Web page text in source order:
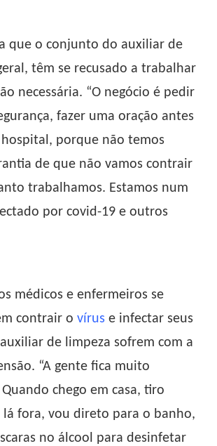
que o conjunto do auxiliar de
têm se recusado a trabalhar
necessária. “O negócio é pedir
fazer uma oração antes
porque não temos
de que não vamos contrair
trabalhamos. Estamos num
por covid-19 e outros
médicos e enfermeiros se
contrair o vírus e infectar seus
de limpeza sofrem com a
“A gente fica muito
chego em casa, tiro
fora, vou direto para o banho,
no álcool para desinfetar